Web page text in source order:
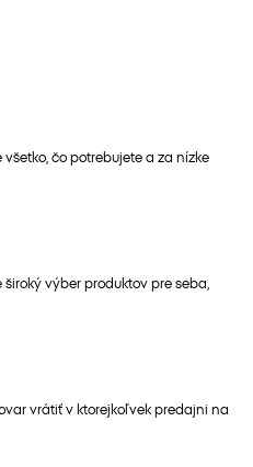
čo potrebujete a za nízke
výber produktov pre seba,
vrátiť v ktorejkoľvek predajni na